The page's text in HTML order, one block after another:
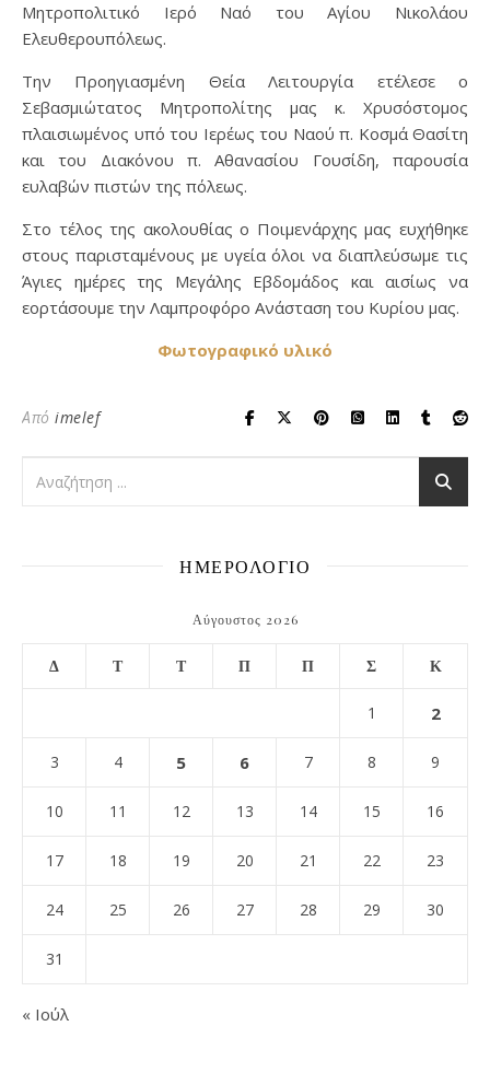
Μητροπολιτικό Ιερό Ναό του Αγίου Νικολάου
Ελευθερουπόλεως.
Την Προηγιασμένη Θεία Λειτουργία ετέλεσε ο
Σεβασμιώτατος Μητροπολίτης μας κ. Χρυσόστομος
πλαισιωμένος υπό του Ιερέως του Ναού π. Κοσμά Θασίτη
και του Διακόνου π. Αθανασίου Γουσίδη, παρουσία
ευλαβών πιστών της πόλεως.
Στο τέλος της ακολουθίας ο Ποιμενάρχης μας ευχήθηκε
στους παρισταμένους με υγεία όλοι να διαπλεύσωμε τις
Άγιες ημέρες της Μεγάλης Εβδομάδος και αισίως να
εορτάσουμε την Λαμπροφόρο Ανάσταση του Κυρίου μας.
Φωτογραφικό υλικό
Από imelef
ΗΜΕΡΟΛΟΓΙΟ
Αύγουστος 2026
Δ Τ Τ Π Π Σ Κ
1 2
3 4 5 6 7 8 9
10 11 12 13 14 15 16
17 18 19 20 21 22 23
24 25 26 27 28 29 30
31
« Ιούλ